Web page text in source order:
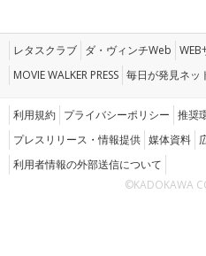
レタスクラブ ダ・ヴィンチWeb WEB
MOVIE WALKER PRESS 毎日が発見ネッ
利用規約 プライバシーポリシー 推奨
プレスリリース・情報提供 媒体資料
利用者情報の外部送信について
©KADOKAWA